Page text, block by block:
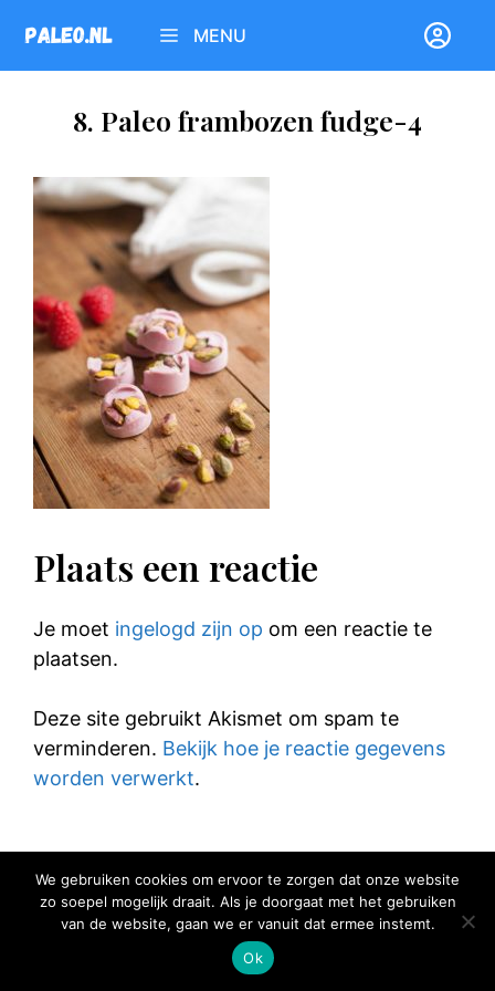
naar
de
MENU
8. Paleo frambozen fudge-4
Plaats een reactie
Je moet ingelogd zijn op om een reactie te
plaatsen.
Deze site gebruikt Akismet om spam te
verminderen. Bekijk hoe je reactie gegevens
worden verwerkt.
© 2025 Elke Hap Telt
We gebruiken cookies om ervoor te zorgen dat onze website
zo soepel mogelijk draait. Als je doorgaat met het gebruiken
van de website, gaan we er vanuit dat ermee instemt.
Ok